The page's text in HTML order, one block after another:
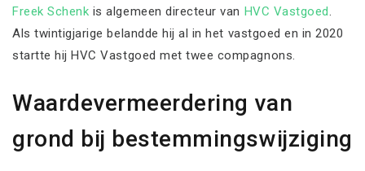
Freek Schenk is algemeen directeur van HVC Vastgoed.
Als twintigjarige belandde hij al in het vastgoed en in 2020
startte hij HVC Vastgoed met twee compagnons.
Waardevermeerdering van
grond bij bestemmingswijziging